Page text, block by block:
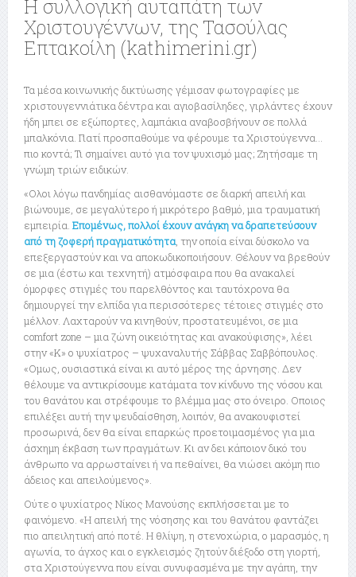
Η συλλογική αυταπάτη των
Χριστουγέννων, της Τασούλας
Επτακοίλη (kathimerini.gr)
Τα μέσα κοινωνικής δικτύωσης γέμισαν φωτογραφίες με
χριστουγεννιάτικα δέντρα και αγιοβασίληδες, γιρλάντες έχουν
ήδη μπει σε εξώπορτες, λαμπάκια αναβοσβήνουν σε πολλά
μπαλκόνια. Γιατί προσπαθούμε να φέρουμε τα Χριστούγεννα…
πιο κοντά; Τι σημαίνει αυτό για τον ψυχισμό μας; Ζητήσαμε τη
γνώμη τριών ειδικών.
«Ολοι λόγω πανδημίας αισθανόμαστε σε διαρκή απειλή και
βιώνουμε, σε μεγαλύτερο ή μικρότερο βαθμό, μια τραυματική
εμπειρία. Επομένως, πολλοί έχουν ανάγκη να δραπετεύσουν
από τη ζοφερή πραγματικότητα, την οποία είναι δύσκολο να
επεξεργαστούν και να αποκωδικοποιήσουν. Θέλουν να βρεθούν
σε μια (έστω και τεχνητή) ατμόσφαιρα που θα ανακαλεί
όμορφες στιγμές του παρελθόντος και ταυτόχρονα θα
δημιουργεί την ελπίδα για περισσότερες τέτοιες στιγμές στο
μέλλον. Λαχταρούν να κινηθούν, προστατευμένοι, σε μια
comfort zone – μια ζώνη οικειότητας και ανακούφισης», λέει
στην «Κ» ο ψυχίατρος – ψυχαναλυτής Σάββας Σαββόπουλος.
«Ομως, ουσιαστικά είναι κι αυτό μέρος της άρνησης. Δεν
θέλουμε να αντικρίσουμε κατάματα τον κίνδυνο της νόσου και
του θανάτου και στρέφουμε το βλέμμα μας στο όνειρο. Οποιος
επιλέξει αυτή την ψευδαίσθηση, λοιπόν, θα ανακουφιστεί
προσωρινά, δεν θα είναι επαρκώς προετοιμασμένος για μια
άσχημη έκβαση των πραγμάτων. Κι αν δει κάποιον δικό του
άνθρωπο να αρρωσταίνει ή να πεθαίνει, θα νιώσει ακόμη πιο
άδειος και απειλούμενος».
Ούτε ο ψυχίατρος Νίκος Μανούσης εκπλήσσεται με το
φαινόμενο. «Η απειλή της νόσησης και του θανάτου φαντάζει
πιο απειλητική από ποτέ. Η θλίψη, η στενοχώρια, ο μαρασμός, η
αγωνία, το άγχος και ο εγκλεισμός ζητούν διέξοδο στη γιορτή,
στα Χριστούγεννα που είναι συνυφασμένα με την αγάπη, την